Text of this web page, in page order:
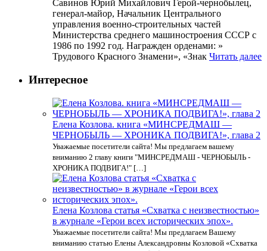
Савинов Юрий Михайлович Герой-чернобылец,
генерал-майор, Начальник Центрального
управления военно-строительных частей
Министерства среднего машиностроения СССР с
1986 по 1992 год. Награжден орденами: »
Трудового Красного Знамени», «Знак Читать далее
Интересное
Елена Козлова. книга «МИНСРЕДМАШ —
ЧЕРНОБЫЛЬ — ХРОНИКА ПОДВИГА!», глава 2
Уважаемые посетители сайта! Мы предлагаем вашему
вниманию 2 главу книги "МИНСРЕДМАШ - ЧЕРНОБЫЛЬ -
ХРОНИКА ПОДВИГА!" […]
Елена Козлова статья «Схватка с неизвестностью»
в журнале «Герои всех исторических эпох».
Уважаемые посетители сайта! Мы предлагаем Вашему
вниманию статью Елены Александровны Козловой «Схватка